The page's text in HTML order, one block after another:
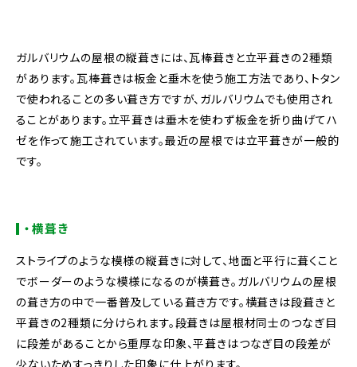
ガルバリウムの屋根の縦葺きには、瓦棒葺きと立平葺きの2種類
があります。瓦棒葺きは板金と垂木を使う施工方法であり、トタン
で使われることの多い葺き方ですが、ガルバリウムでも使用され
ることがあります。立平葺きは垂木を使わず板金を折り曲げてハ
ゼを作って施工されています。最近の屋根では立平葺きが一般的
です。
・横葺き
ストライプのような模様の縦葺きに対して、地面と平行に葺くこと
でボーダーのような模様になるのが横葺き。ガルバリウムの屋根
の葺き方の中で一番普及している葺き方です。横葺きは段葺きと
平葺きの2種類に分けられます。段葺きは屋根材同士のつなぎ目
に段差があることから重厚な印象、平葺きはつなぎ目の段差が
少ないためすっきりした印象に仕上がります。